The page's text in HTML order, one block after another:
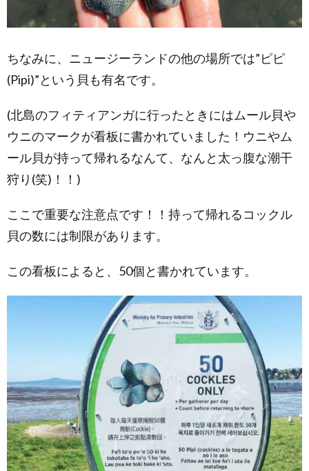
ちなみに、ニュージーランドの他の場所では”ピピ
(Pipi)”という貝も有名です。
(北島のフィティアンガに行ったときにはムール貝や
ウニのマークが看板に書かれていました！ウニやム
ール貝が持って帰れるなんて、なんと太っ腹な潮干
狩り(笑)！！)
ここで重要な注意点です！！持って帰れるコックル
貝の数には制限があります。
この看板によると、50個と書かれています。